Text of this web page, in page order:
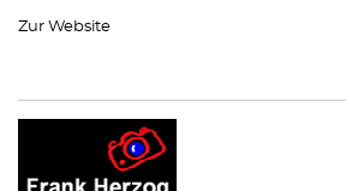
Zur Website